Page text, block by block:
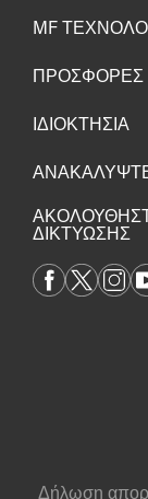
MF
ΠΡΟΣΦΟΡΕΣ
ΙΔΙΟΚΤΗΣΙΑ
ΔΙΚΤΥΩΣΗΣ
Δήλωση